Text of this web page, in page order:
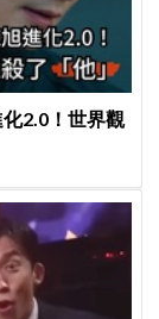
2.0！世界觀